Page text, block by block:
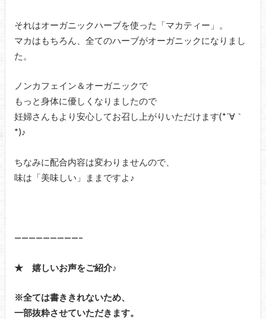
それはオーガニックハーブを使った「マカティー」。
マカはもちろん、全てのハーブがオーガニックになりまし
た。
ノンカフェイン＆オーガニックで
もっと身体に優しくなりましたので
妊婦さんもより安心してお召し上がりいただけます(*´∀｀
*)♪
ちなみに配合内容は変わりませんので、
味は「美味しい」ままですよ♪
—————————–
★ 嬉しいお声をご紹介♪
※全ては書ききれないため、
一部抜粋させていただきます。